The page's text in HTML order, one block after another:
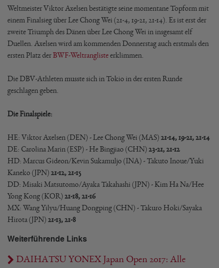
Weltmeister Viktor Axelsen bestätigte seine momentane Topform mit
einem Finalsieg über Lee Chong Wei (21-4, 19-21, 21-14). Es ist erst der
zweite Triumph des Dänen über Lee Chong Wei in insgesamt elf
Duellen. Axelsen wird am kommenden Donnerstag auch erstmals den
ersten Platz derBWF-Weltranglisteerklimmen.
Die DBV-Athleten musste sich in Tokio in der ersten Runde
geschlagen geben.
Die Finalspiele:
HE: Viktor Axelsen (DEN) - Lee Chong Wei (MAS) 21-14, 19-21, 21-14
DE: Carolina Marin (ESP) - He Bingjiao (CHN) 23-21, 21-12
HD: Marcus Gideon/Kevin Sukamuljo (INA) - Takuto Inoue/Yuki
Kaneko (JPN) 21-12, 21-15
DD: Misaki Matsutomo/Ayaka Takahashi (JPN) - Kim Ha Na/Hee
Yong Kong (KOR) 21-18, 21-16
MX: Wang Yilyu/Huang Dongping (CHN) - Takuro Hoki/Sayaka
Hirota (JPN) 21-13, 21-8
Weiterführende Links
DAIHATSU YONEX Japan Open 2017: Alle